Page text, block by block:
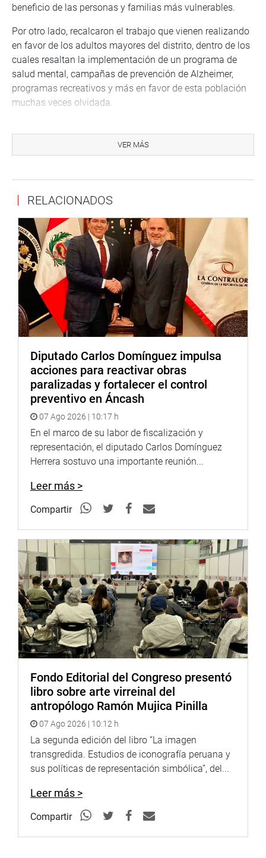
beneficio de las personas y familias más vulnerables.
Por otro lado, recalcaron el trabajo que vienen realizando
en favor de los adultos mayores del distrito, dentro de los
cuales resaltan la implementación de un programa de
salud mental, campañas de prevención de Alzheimer,
programas recreativos y más en favor de esta población
muchas veces olvidada.
acercamiento humano, casa por casa para conocer las
necesidades reales de los pobladores, resaltando la
Ante esto la congresista reafirma su labor fiscalizador y
continuará con el seguimiento de la entrega oportuna y
en buen estado de las canastas de víveres y las labores
de cuidado en favor de la población más vulnerable de
este distrito.
Lima, 28 de enero de 2022.
Prensa – Despacho Congresal
VER MÁS
RELACIONADOS
Diputado Carlos Domínguez impulsa
acciones para reactivar obras
paralizadas y fortalecer el control
preventivo en Áncash
07 Ago 2026 | 10:17 h
En el marco de su labor de fiscalización y
representación, el diputado Carlos Domínguez
Herrera sostuvo una importante reunión...
Leer más >
Compartir
Fondo Editorial del Congreso presentó
libro sobre arte virreinal del
antropólogo Ramón Mujica Pinilla
07 Ago 2026 | 10:12 h
La segunda edición del libro “La imagen
transgredida. Estudios de iconografía peruana y
sus políticas de representación simbólica”, del...
Leer más >
Compartir